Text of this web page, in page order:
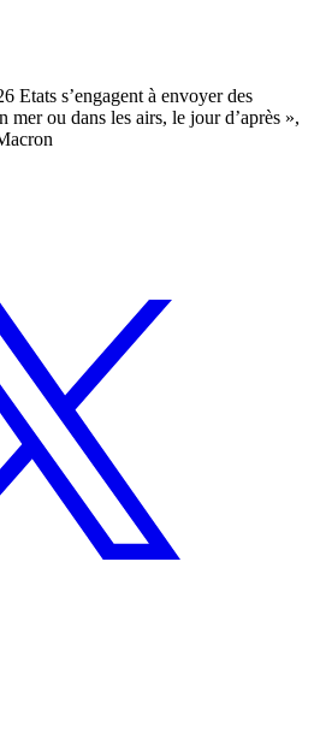
Etats s’engagent à envoyer des
mer ou dans les airs, le jour d’après »,